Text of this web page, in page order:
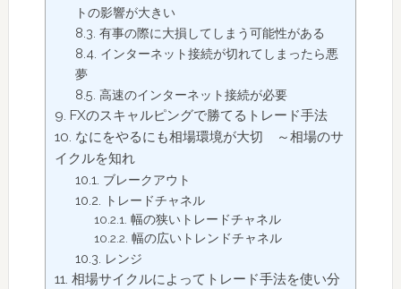
トの影響が大きい
有事の際に大損してしまう可能性がある
インターネット接続が切れてしまったら悪
夢
高速のインターネット接続が必要
FXのスキャルピングで勝てるトレード手法
なにをやるにも相場環境が大切 ～相場のサ
イクルを知れ
ブレークアウト
トレードチャネル
幅の狭いトレードチャネル
幅の広いトレンドチャネル
レンジ
相場サイクルによってトレード手法を使い分